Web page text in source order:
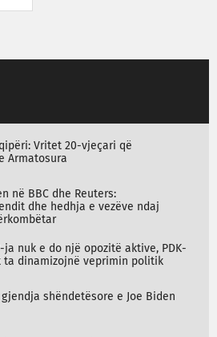
Vritet 20-vjeçari që
Armatosura
në BBC dhe Reuters:
dhe hedhja e vezëve ndaj
ja nuk e do një opozitë aktive, PDK-
ta dinamizojnë veprimin politik
shëndetësore e Joe Biden